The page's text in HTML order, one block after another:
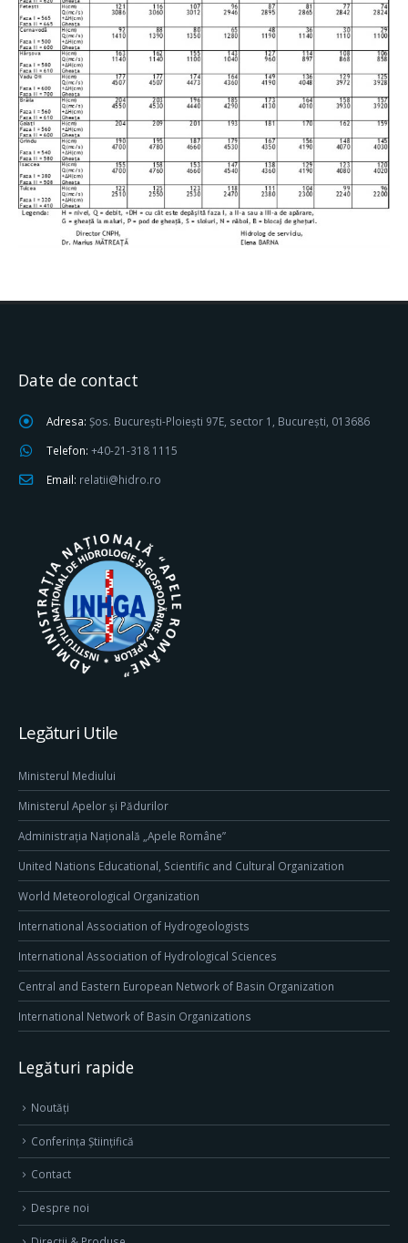
Date de contact
Adresa: Șos. București-Ploiești 97E, sector 1, București, 013686
Telefon: +40-21-318 1115
Email: relatii@hidro.ro
Legături Utile
Ministerul Mediului
Ministerul Apelor și Pădurilor
Administrația Națională „Apele Române”
United Nations Educational, Scientific and Cultural Organization
World Meteorological Organization
International Association of Hydrogeologists
International Association of Hydrological Sciences
Central and Eastern European Network of Basin Organization
International Network of Basin Organizations
Legături rapide
Noutăți
Conferința Științifică
Contact
Despre noi